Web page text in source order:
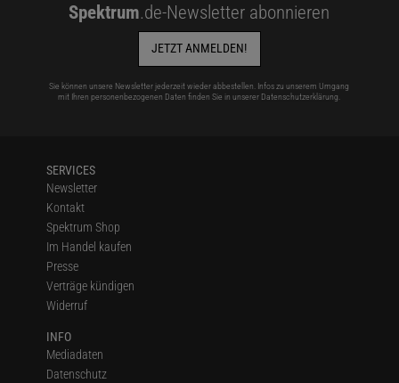
Spektrum.de-Newsletter abonnieren
JETZT ANMELDEN!
Sie können unsere Newsletter jederzeit wieder abbestellen. Infos zu unserem Umgang
mit Ihren personenbezogenen Daten finden Sie in unserer Datenschutzerklärung
SERVICES
Newsletter
Kontakt
Spektrum Shop
Im Handel kaufen
Presse
Verträge kündigen
Widerruf
INFO
Mediadaten
Datenschutz